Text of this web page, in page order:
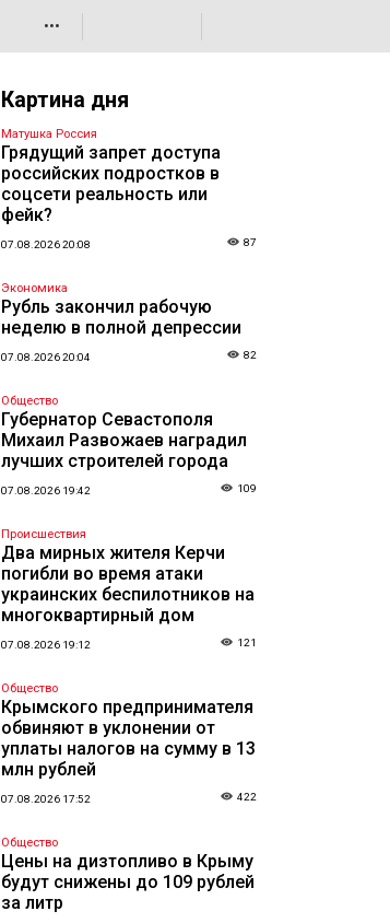
•••
Картина дня
Матушка Россия
Грядущий запрет доступа
российских подростков в
соцсети реальность или
фейк?
07.08.2026 20:08 87
Экономика
Рубль закончил рабочую
неделю в полной депрессии
07.08.2026 20:04 82
Общество
Губернатор Севастополя
Михаил Развожаев наградил
лучших строителей города
07.08.2026 19:42 109
Происшествия
Два мирных жителя Керчи
погибли во время атаки
украинских беспилотников на
многоквартирный дом
07.08.2026 19:12 121
Общество
Крымского предпринимателя
обвиняют в уклонении от
уплаты налогов на сумму в 13
млн рублей
07.08.2026 17:52 422
Общество
Цены на дизтопливо в Крыму
будут снижены до 109 рублей
за литр